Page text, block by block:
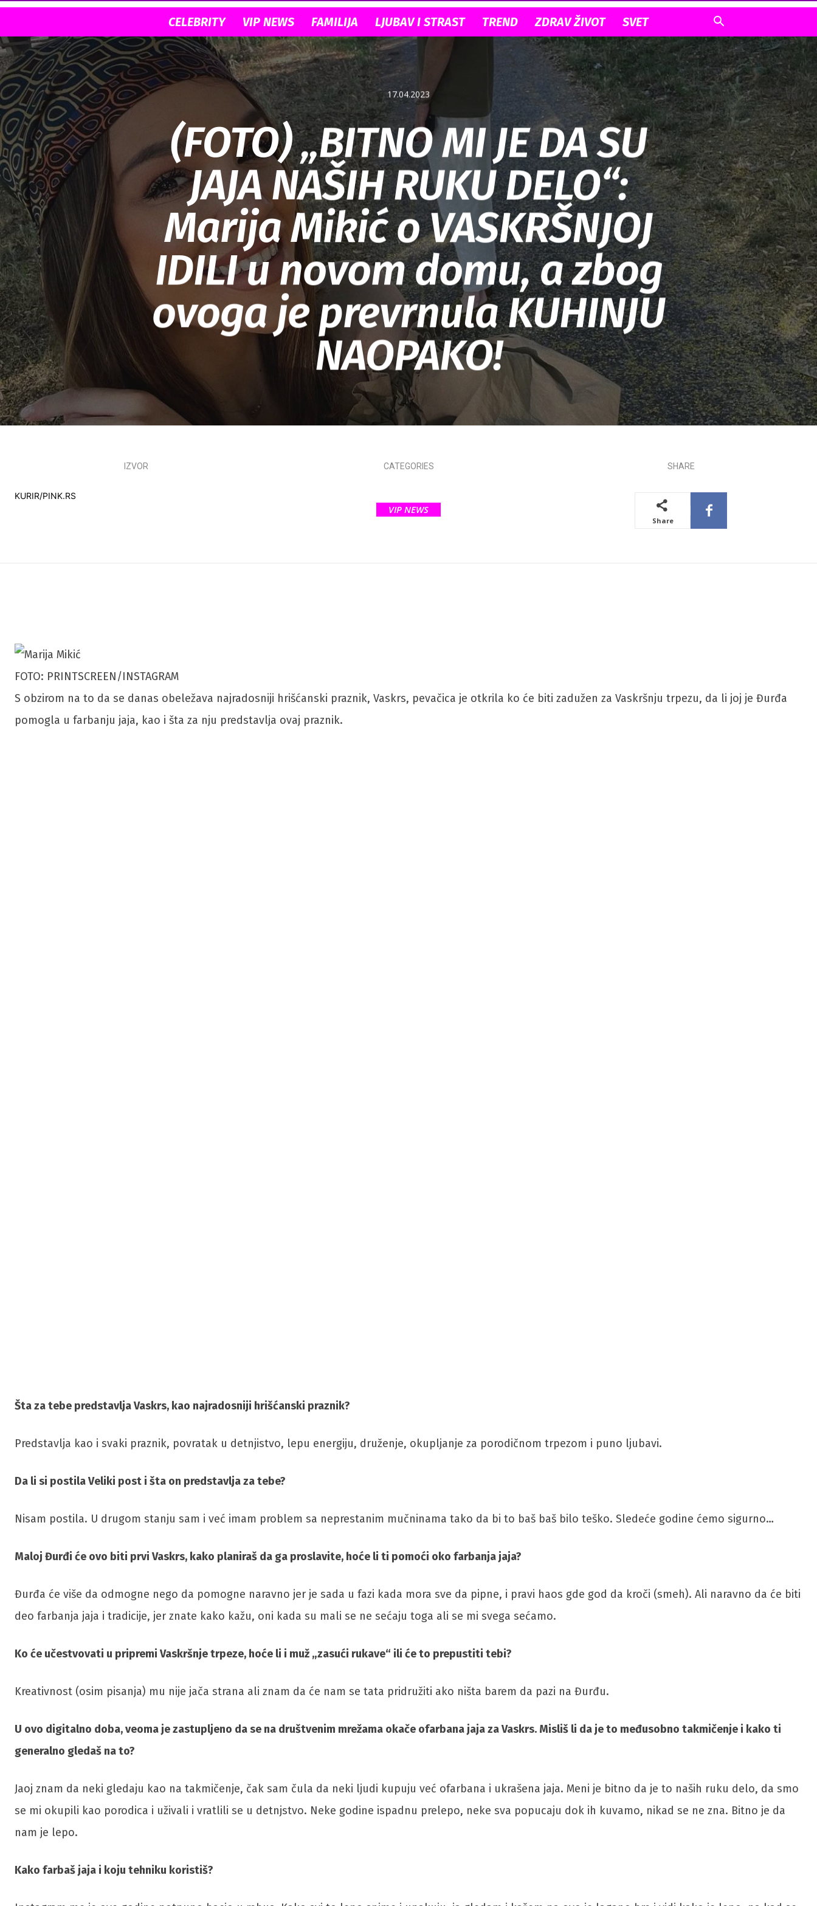
CELEBRITY VIP NEWS FAMILIJA LJUBAV I STRAST TREND ZDRAV ŽIVOT SVET
17.04.2023
(FOTO) „BITNO MI JE DA SU
JAJA NAŠIH RUKU DELO“:
Marija Mikić o VASKRŠNJOJ
IDILI u novom domu, a zbog
ovoga je prevrnula KUHINJU
NAOPAKO!
IZVOR
KURIR/PINK.RS
CATEGORIES
VIP NEWS
SHARE
Share
FOTO: PRINTSCREEN/INSTAGRAM
S obzirom na to da se danas obeležava najradosniji hrišćanski praznik, Vaskrs, pevačica je otkrila ko će biti zadužen za Vaskršnju trpezu, da li joj je Đurđa
pomogla u farbanju jaja, kao i šta za nju predstavlja ovaj praznik.
Šta za tebe predstavlja Vaskrs, kao najradosniji hrišćanski praznik?
Predstavlja kao i svaki praznik, povratak u detnjistvo, lepu energiju, druženje, okupljanje za porodičnom trpezom i puno ljubavi.
Da li si postila Veliki post i šta on predstavlja za tebe?
Nisam postila. U drugom stanju sam i već imam problem sa neprestanim mučninama tako da bi to baš baš bilo teško. Sledeće godine ćemo sigurno…
Maloj Đurđi će ovo biti prvi Vaskrs, kako planiraš da ga proslavite, hoće li ti pomoći oko farbanja jaja?
Đurđa će više da odmogne nego da pomogne naravno jer je sada u fazi kada mora sve da pipne, i pravi haos gde god da kroči (smeh). Ali naravno da će biti
deo farbanja jaja i tradicije, jer znate kako kažu, oni kada su mali se ne sećaju toga ali se mi svega sećamo.
Ko će učestvovati u pripremi Vaskršnje trpeze, hoće li i muž „zasući rukave“ ili će to prepustiti tebi?
Kreativnost (osim pisanja) mu nije jača strana ali znam da će nam se tata pridružiti ako ništa barem da pazi na Đurđu.
U ovo digitalno doba, veoma je zastupljeno da se na društvenim mrežama okače ofarbana jaja za Vaskrs. Misliš li da je to međusobno takmičenje i kako ti
generalno gledaš na to?
Jaoj znam da neki gledaju kao na takmičenje, čak sam čula da neki ljudi kupuju već ofarbana i ukrašena jaja. Meni je bitno da je to naših ruku delo, da smo
se mi okupili kao porodica i uživali i vratlili se u detnjstvo. Neke godine ispadnu prelepo, neke sva popucaju dok ih kuvamo, nikad se ne zna. Bitno je da
nam je lepo.
Kako farbaš jaja i koju tehniku koristiš?